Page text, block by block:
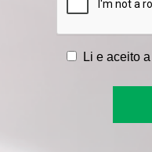
Li e aceito a